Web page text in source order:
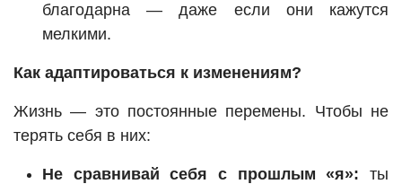
благодарна — даже если они кажутся
мелкими.
Как адаптироваться к изменениям?
Жизнь — это постоянные перемены. Чтобы не
терять себя в них:
Не сравнивай себя с прошлым «я»: ты